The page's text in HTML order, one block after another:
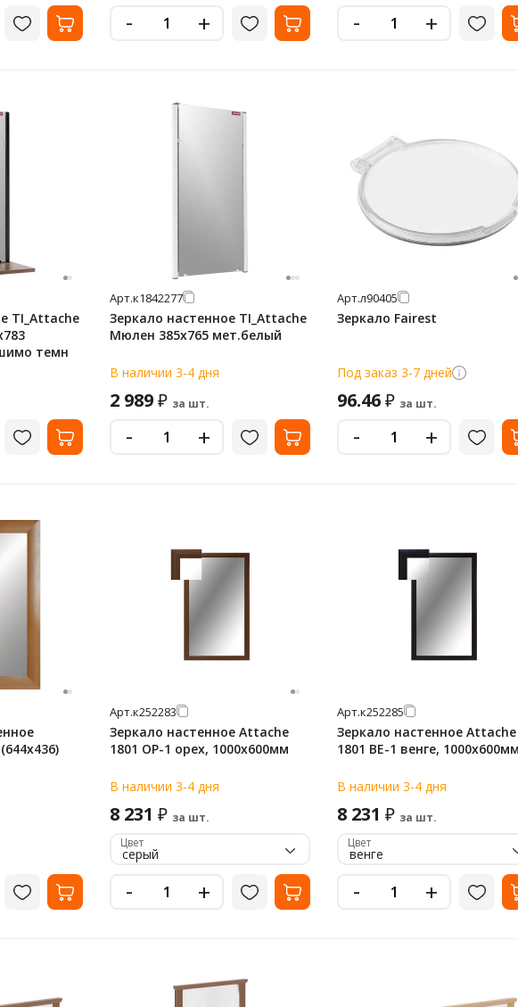
- + - +
TI_Attache
темн
Арт.к1842277
Зеркало настенное TI_Attache
Мюлен 385x765 мет.белый
В наличии 3-4 дня
2 989₽ за шт.
- +
Арт.л90405
Зеркало Fairest
Под заказ 3-7 дней
96.46₽ за шт.
- +
Арт.к252283
Зеркало настенное Attache
1801 ОР-1 орех, 1000х600мм
В наличии 3-4 дня
8 231 ₽ за шт.
Цвет
серый
- +
Арт.к252285
Зеркало настенное Attache
1801 ВЕ-1 венге, 1000х600мм
В наличии 3-4 дня
8 231 ₽ за шт.
Цвет
венге
- +